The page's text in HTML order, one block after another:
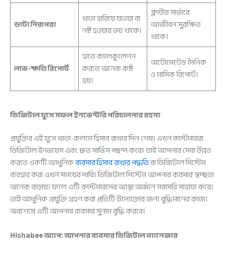
ডাটা নিরাপত্তা
খাতা হারিয়ে যাওয়া বা
নষ্ট হওয়ার ভয় থাকে।
ক্লাউড সার্ভারে
আজীবন সুরক্ষিত
থাকে।
লাভ-ক্ষতি রিপোর্ট
হাতে ক্যালকুলেশন
করতে অনেক কষ্ট
হয়।
অটোমেটেড দৈনিক
ও মাসিক রিপোর্ট।
ডিজিটাল যুগে সফল ইনভেন্টরি পরিচালনার রহস্য
প্রযুক্তির এই যুগে খাতা-কলমে হিসাব রাখার দিন শেষ। এখন কাস্টমাররা
ডিজিটাল ইনভয়েস এবং দ্রুত সার্ভিস পছন্দ করে। তাই আপনার সেবা উন্নত
করতে একটি আধুনিকব্যবসার হিসাব রাখার পদ্ধতিবা ডিজিটাল সিস্টেম
ব্যবহার করা এখন সময়ের দাবি। ডিজিটাল সিস্টেম আপনার ব্যবসার স্বচ্ছতা
অনেক বাড়ায়। ফলে এটি কাস্টমারদের আস্থা অর্জনে সরাসরি সাহায্য করে।
তাই আধুনিক প্রযুক্তি গ্রহণ করা প্রতিটি উদ্যোক্তার জন্য বুদ্ধিমানের কাজ।
অবশেষে এটি আপনার ব্যবসার সুনাম বৃদ্ধি করবে।
Hishabee অ্যাপ: আপনার ব্যবসার ডিজিটাল ম্যানেজার